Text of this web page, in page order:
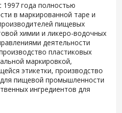
1997 года полностью
в маркированной таре и
пищевых
химии и ликеро-водочных
деятельности
пластиковых
маркировкой,
этикетки, производство
пищевой промышленности
ингредиентов для